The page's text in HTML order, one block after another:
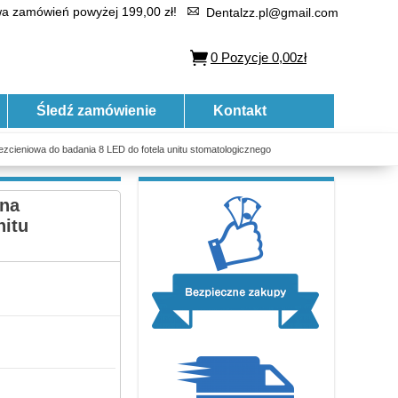
zamówień powyżej 199,00 zł! Dentalzz.pl@gmail.com
0 Pozycje 0,00zł
Śledź zamówienie Kontakt
do badania 8 LED do fotela unitu stomatologicznego